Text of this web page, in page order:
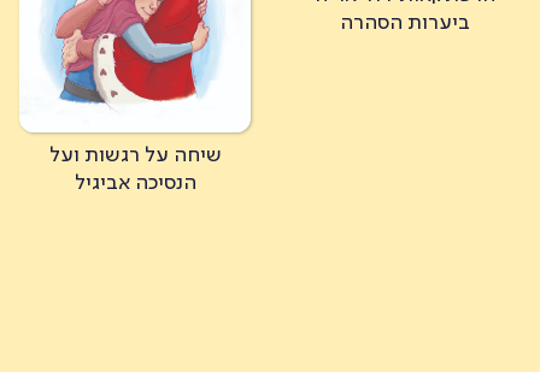
ביערות הסהרה
שיחה על רגשות ועל
הנסיכה אביגיל